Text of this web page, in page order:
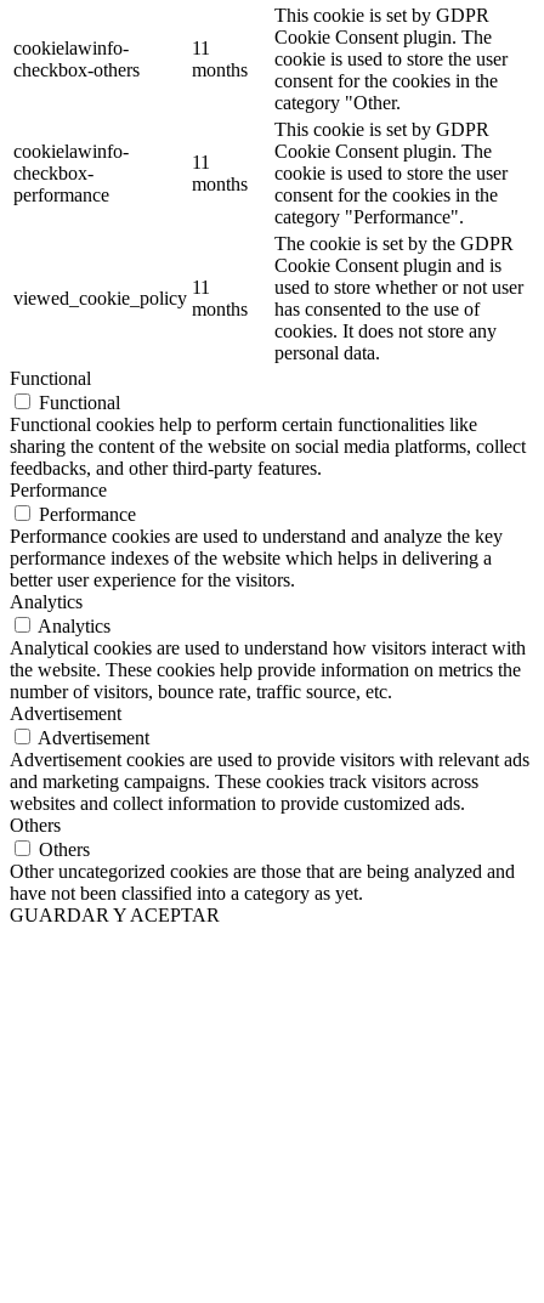
cookielawinfo-
checkbox-others
11
months
This cookie is set by GDPR
Cookie Consent plugin. The
cookie is used to store the user
consent for the cookies in the
category "Other.
cookielawinfo-
checkbox-
performance
11
months
This cookie is set by GDPR
Cookie Consent plugin. The
cookie is used to store the user
consent for the cookies in the
category "Performance".
viewed_cookie_policy
11
months
The cookie is set by the GDPR
Cookie Consent plugin and is
used to store whether or not user
has consented to the use of
cookies. It does not store any
personal data.
Functional
Functional
Functional cookies help to perform certain functionalities like
sharing the content of the website on social media platforms, collect
feedbacks, and other third-party features.
Performance
Performance
Performance cookies are used to understand and analyze the key
performance indexes of the website which helps in delivering a
better user experience for the visitors.
Analytics
Analytics
Analytical cookies are used to understand how visitors interact with
the website. These cookies help provide information on metrics the
number of visitors, bounce rate, traffic source, etc.
Advertisement
Advertisement
Advertisement cookies are used to provide visitors with relevant ads
and marketing campaigns. These cookies track visitors across
websites and collect information to provide customized ads.
Others
Others
Other uncategorized cookies are those that are being analyzed and
have not been classified into a category as yet.
GUARDAR Y ACEPTAR